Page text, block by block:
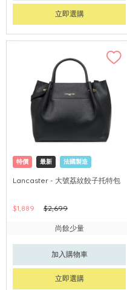
立即選購
特價 最新 法國製造
Lancaster - 大號荔紋餃子托特包
$1,889 $2,699
尚餘少量
加入購物車
立即選購